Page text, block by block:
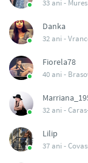
33 ani - Mures
Danka
32 ani -
Fiorela78
40 ani -
32 ani -
Lilip
37 ani -